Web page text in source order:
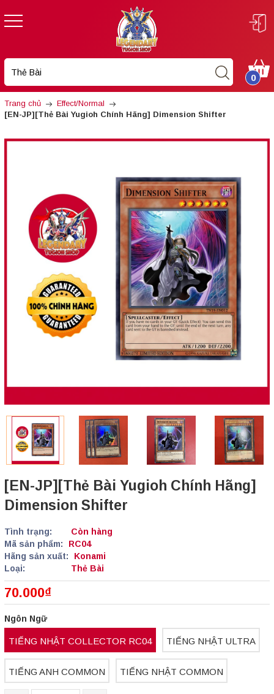
0
Trang chủ
Effect/Normal
[EN-JP][Thẻ Bài Yugioh Chính Hãng] Dimension Shifter
[EN-JP][Thẻ Bài Yugioh Chính Hãng]
Dimension Shifter
Tình trạng:
Còn hàng
Mã sản phẩm:
RC04
Hãng sản xuất:
Konami
Loại:
Thẻ Bài
70.000₫
Ngôn Ngữ
TIẾNG NHẬT COLLECTOR RC04 TIẾNG NHẬT ULTRA
TIẾNG ANH COMMON TIẾNG NHẬT COMMON